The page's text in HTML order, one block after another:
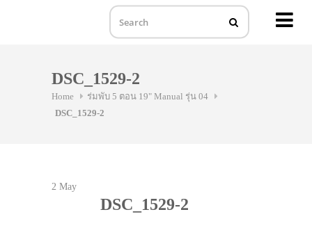
DSC_1529-2
Home
ร่มพับ 5 ตอน 19" Manual รุ่น 04
DSC_1529-2
2 May
DSC_1529-2